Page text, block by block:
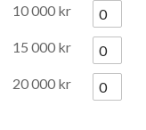
10 000 kr
15 000 kr
20 000 kr